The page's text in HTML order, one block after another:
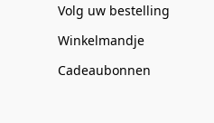
Volg uw bestelling
Winkelmandje
Cadeaubonnen